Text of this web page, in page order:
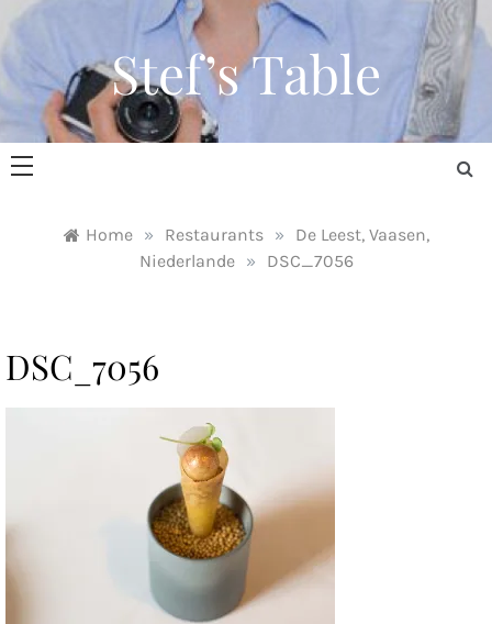
Skip
content
Stef’s Table
Home » Restaurants »
De Leest, Vaasen,
Niederlande
» DSC_7056
DSC_7056